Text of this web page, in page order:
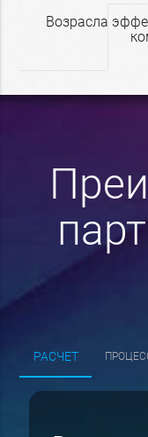
Возрасла эффективность работы операторов
РАСЧЕТ